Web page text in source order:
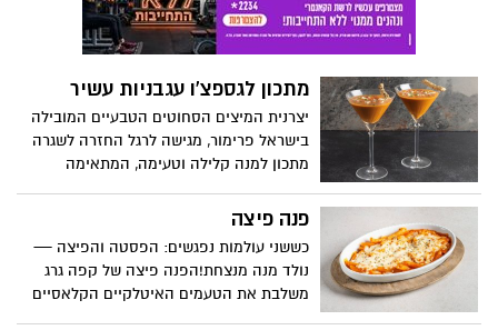
מתכון לגספצ'ו עגבניות עשיר
יצרנית המיצים הסחוטים הטבעיים המובילה
בישראל פרימור, מגישה לרגל החזרה לשגרה
מתכון למנה קלילה וטעימה, המתאימה
עשיר. מרק עגבניות קר, עשיר ורענן, המבוסס
עם גבינת פטה, ירקות קצוצים וגריסיני פריך.
דרך נפלאה לחזור לשגרה וליהנות מערכים
תזונתיים מטיבים במתכון פשוט וקל להכנה.
פנה פיצה
כששני עולמות נפגשים: הפסטה והפיצה —
נולד מנה מנצחת!הפנה פיצה של קפה גרג
משלבת את הטעמים האיטלקיים הקלאסיים